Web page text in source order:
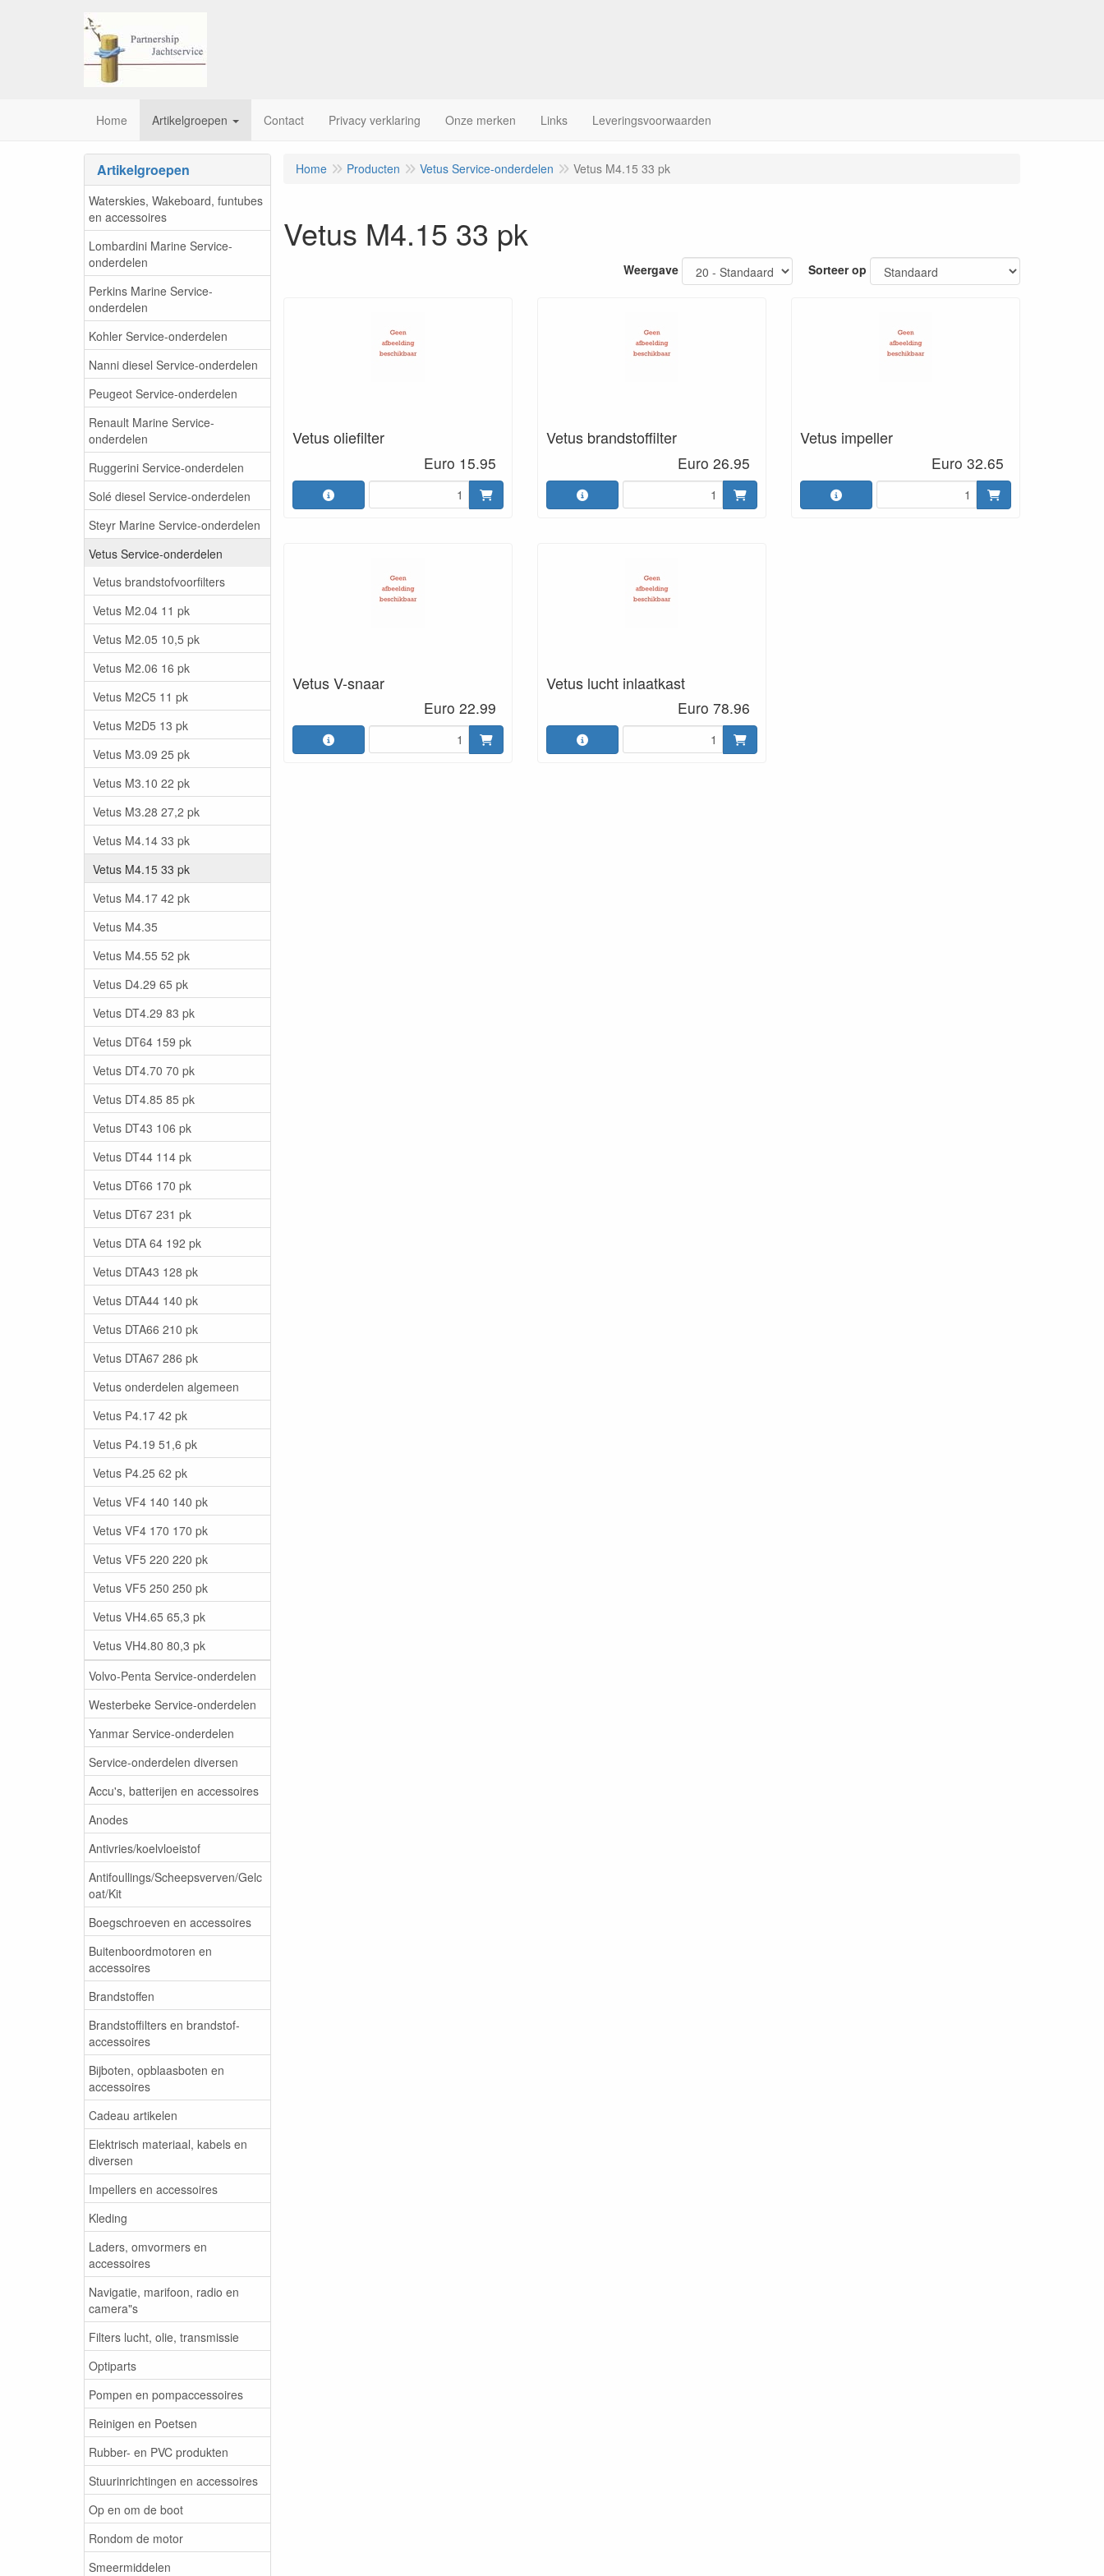
Home Artikelgroepen Contact Privacy verklaring Onze merken Links Leveringsvoorwaarden
Artikelgroepen
Waterskies, Wakeboard, funtubes
en accessoires
Lombardini Marine Service-
onderdelen
Perkins Marine Service-
onderdelen
Kohler Service-onderdelen
Nanni diesel Service-onderdelen
Peugeot Service-onderdelen
Renault Marine Service-
onderdelen
Ruggerini Service-onderdelen
Solé diesel Service-onderdelen
Steyr Marine Service-onderdelen
Vetus Service-onderdelen
Vetus brandstofvoorfilters
Vetus M2.04 11 pk
Vetus M2.05 10,5 pk
Vetus M2.06 16 pk
Vetus M2C5 11 pk
Vetus M2D5 13 pk
Vetus M3.09 25 pk
Vetus M3.10 22 pk
Vetus M3.28 27,2 pk
Vetus M4.14 33 pk
Vetus M4.15 33 pk
Vetus M4.17 42 pk
Vetus M4.35
Vetus M4.55 52 pk
Vetus D4.29 65 pk
Vetus DT4.29 83 pk
Vetus DT64 159 pk
Vetus DT4.70 70 pk
Vetus DT4.85 85 pk
Vetus DT43 106 pk
Vetus DT44 114 pk
Vetus DT66 170 pk
Vetus DT67 231 pk
Vetus DTA 64 192 pk
Vetus DTA43 128 pk
Vetus DTA44 140 pk
Vetus DTA66 210 pk
Vetus DTA67 286 pk
Vetus onderdelen algemeen
Vetus P4.17 42 pk
Vetus P4.19 51,6 pk
Vetus P4.25 62 pk
Vetus VF4 140 140 pk
Vetus VF4 170 170 pk
Vetus VF5 220 220 pk
Vetus VF5 250 250 pk
Vetus VH4.65 65,3 pk
Vetus VH4.80 80,3 pk
Volvo-Penta Service-onderdelen
Westerbeke Service-onderdelen
Yanmar Service-onderdelen
Service-onderdelen diversen
Accu's, batterijen en accessoires
Anodes
Antivries/koelvloeistof
Antifoullings/Scheepsverven/Gelc
oat/Kit
Boegschroeven en accessoires
Buitenboordmotoren en
accessoires
Brandstoffen
Brandstoffilters en brandstof-
accessoires
Bijboten, opblaasboten en
accessoires
Cadeau artikelen
Elektrisch materiaal, kabels en
diversen
Impellers en accessoires
Kleding
Laders, omvormers en
accessoires
Navigatie, marifoon, radio en
camera"s
Filters lucht, olie, transmissie
Optiparts
Pompen en pompaccessoires
Reinigen en Poetsen
Rubber- en PVC produkten
Stuurinrichtingen en accessoires
Op en om de boot
Rondom de motor
Smeermiddelen
Home Producten Vetus Service-onderdelen Vetus M4.15 33 pk
Vetus M4.15 33 pk
Weergave Sorteer op
Vetus oliefilter
Euro 15.95
Vetus brandstoffilter
Euro 26.95
Vetus impeller
Euro 32.65
Vetus V-snaar
Euro 22.99
Vetus lucht inlaatkast
Euro 78.96